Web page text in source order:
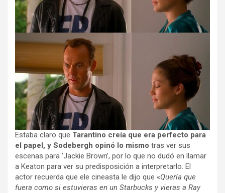
Estaba claro que Tarantino creía que era perfecto para
el papel, y Sodebergh opinó lo mismo tras ver sus
escenas para ‘Jackie Brown’, por lo que no dudó en llamar
a Keaton para ver su predisposición a interpretarlo. El
actor recuerda que ele cineasta le dijo que «Quería que
fuera como si estuvieras en un Starbucks y vieras a Ray